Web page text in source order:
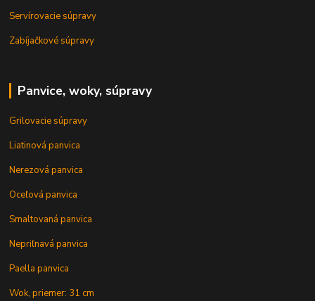
Servírovacie súpravy
Zabíjačkové súpravy
Panvice, woky, súpravy
Grilovacie súpravy
Liatinová panvica
Nerezová panvica
Oceľová panvica
Smaltovaná panvica
Nepriľnavá panvica
Paella panvica
Wok, priemer: 31 cm